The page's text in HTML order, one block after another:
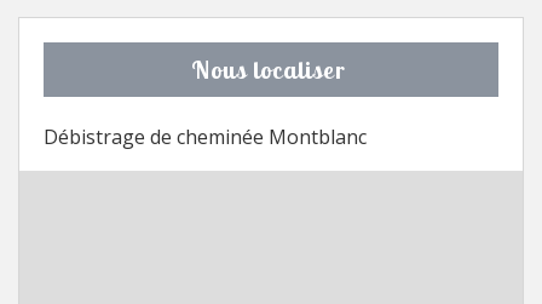
Nous localiser
Débistrage de cheminée Montblanc